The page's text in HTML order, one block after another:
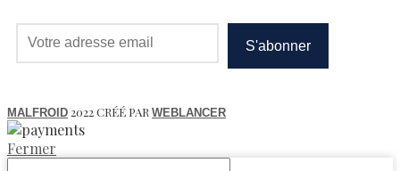
MALFROID 2022 CRÉÉ PAR WEBLANCER
Fermer